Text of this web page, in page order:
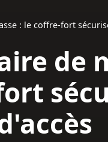
: le coffre-fort
de